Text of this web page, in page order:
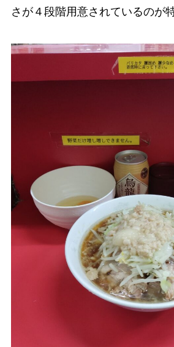
さが４段階用意されているのが特